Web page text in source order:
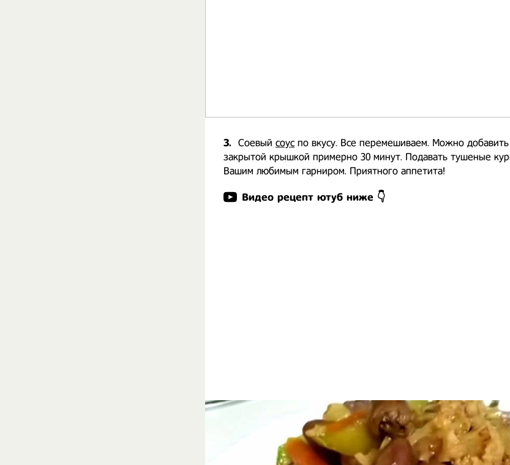
3. Соевый соус по вкусу. Все перемешиваем. Можно
закрытой крышкой примерно 30 минут. Подавать тушеные
Вашим любимым гарниром. Приятного аппетита!
Видео рецепт ютуб ниже 👇